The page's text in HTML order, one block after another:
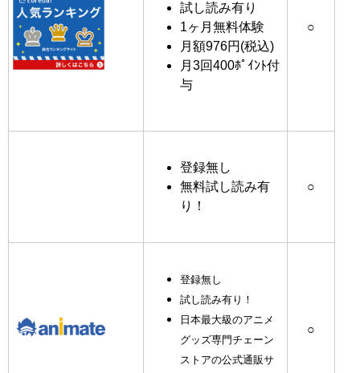
試し読み有り
1ヶ月無料体験
月額976円(税込)
月3回400ﾎﾟｲﾝﾄ付
与
○
登録無し
無料試し読み有
り！
○
登録無し
試し読み有り！
日本最大級のアニメ
グッズ専門チェーン
ストアの公式通販サ
○